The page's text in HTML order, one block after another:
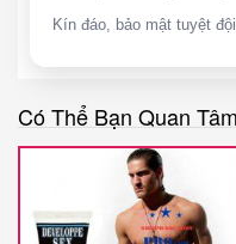
Kín đáo, bảo mật tuyệt
Có Thể Bạn Quan Tâm